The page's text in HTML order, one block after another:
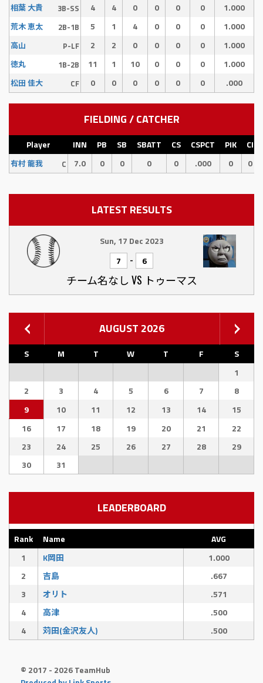
相葉 大貴 3B-SS 4 4 0 0 0 0 1.000
荒木 恵太 2B-1B 5 1 4 0 0 0 1.000
高山 P-LF 2 2 0 0 0 0 1.000
徳丸 1B-2B 11 1 10 0 0 0 1.000
松田 佳大 CF 0 0 0 0 0 0 .000
FIELDING / CATCHER
Player INN PB SB SBATT CS CSPCT PIK CI
有村 龍我 C 7.0 0 0 0 0 .000 0 0
LATEST RESULTS
Sun, 17 Dec 2023
7
- 6
チーム名なし VS トゥーマス
AUGUST 2026
S M T W T F
S
1
2
3 4 5 6 7
8
9
10 11 12 13 14
15
16
17 18 19 20 21
22
23
24 25 26 27 28
29
30
31
LEADERBOARD
Rank Name
AVG
1
K岡田
1.000
2
吉島
.667
3
オリト
.571
4
高津
.500
4
苅田(金沢友人) .500
© 2017 - 2026 TeamHub